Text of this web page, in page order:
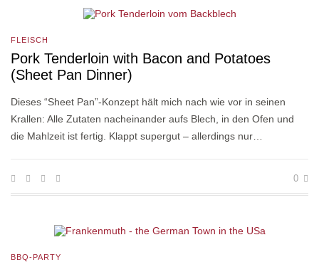
FLEISCH
Pork Tenderloin with Bacon and Potatoes
(Sheet Pan Dinner)
Dieses “Sheet Pan”-Konzept hält mich nach wie vor in seinen
Krallen: Alle Zutaten nacheinander aufs Blech, in den Ofen und
die Mahlzeit ist fertig. Klappt supergut – allerdings nur…
0
BBQ-PARTY